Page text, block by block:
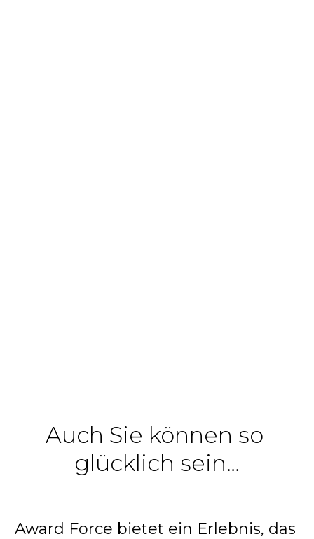
Auch Sie können so
glücklich sein…
Award Force bietet ein Erlebnis, das